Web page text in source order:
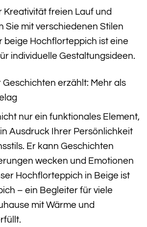
Kreativität freien Lauf und
Sie mit verschiedenen Stilen
beige Hochflorteppich ist eine
individuelle Gestaltungsideen.
Geschichten erzählt: Mehr als
nur ein funktionales Element,
Ausdruck Ihrer Persönlichkeit
Er kann Geschichten
wecken und Emotionen
Hochflorteppich in Beige ist
– ein Begleiter für viele
mit Wärme und